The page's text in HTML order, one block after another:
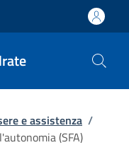
e assistenza /
(SFA)